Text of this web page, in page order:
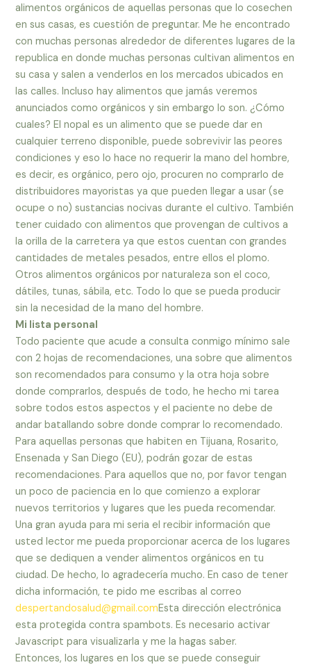
alimentos orgánicos de aquellas personas que lo cosechen
en sus casas, es cuestión de preguntar. Me he encontrado
con muchas personas alrededor de diferentes lugares de la
republica en donde muchas personas cultivan alimentos en
su casa y salen a venderlos en los mercados ubicados en
las calles. Incluso hay alimentos que jamás veremos
anunciados como orgánicos y sin embargo lo son. ¿Cómo
cuales? El nopal es un alimento que se puede dar en
cualquier terreno disponible, puede sobrevivir las peores
condiciones y eso lo hace no requerir la mano del hombre,
es decir, es orgánico, pero ojo, procuren no comprarlo de
distribuidores mayoristas ya que pueden llegar a usar (se
ocupe o no) sustancias nocivas durante el cultivo. También
tener cuidado con alimentos que provengan de cultivos a
la orilla de la carretera ya que estos cuentan con grandes
cantidades de metales pesados, entre ellos el plomo.
Otros alimentos orgánicos por naturaleza son el coco,
dátiles, tunas, sábila, etc. Todo lo que se pueda producir
sin la necesidad de la mano del hombre.
Mi lista personal
Todo paciente que acude a consulta conmigo mínimo sale
con 2 hojas de recomendaciones, una sobre que alimentos
son recomendados para consumo y la otra hoja sobre
donde comprarlos, después de todo, he hecho mi tarea
sobre todos estos aspectos y el paciente no debe de
andar batallando sobre donde comprar lo recomendado.
Para aquellas personas que habiten en Tijuana, Rosarito,
Ensenada y San Diego (EU), podrán gozar de estas
recomendaciones. Para aquellos que no, por favor tengan
un poco de paciencia en lo que comienzo a explorar
nuevos territorios y lugares que les pueda recomendar.
Una gran ayuda para mi seria el recibir información que
usted lector me pueda proporcionar acerca de los lugares
que se dediquen a vender alimentos orgánicos en tu
ciudad. De hecho, lo agradecería mucho. En caso de tener
dicha información, te pido me escribas al correo
despertandosalud@gmail.comEsta dirección electrónica
esta protegida contra spambots. Es necesario activar
Javascript para visualizarla y me la hagas saber.
Entonces, los lugares en los que se puede conseguir